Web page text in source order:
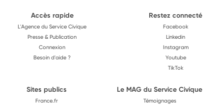
Accès rapide
L'Agence du Service Civique
Presse & Publication
Connexion
Besoin d'aide ?
Restez connecté
Facebook
Linkedin
Instagram
Youtube
TikTok
Sites publics
France.fr
Le MAG du Service Civique
Témoignages